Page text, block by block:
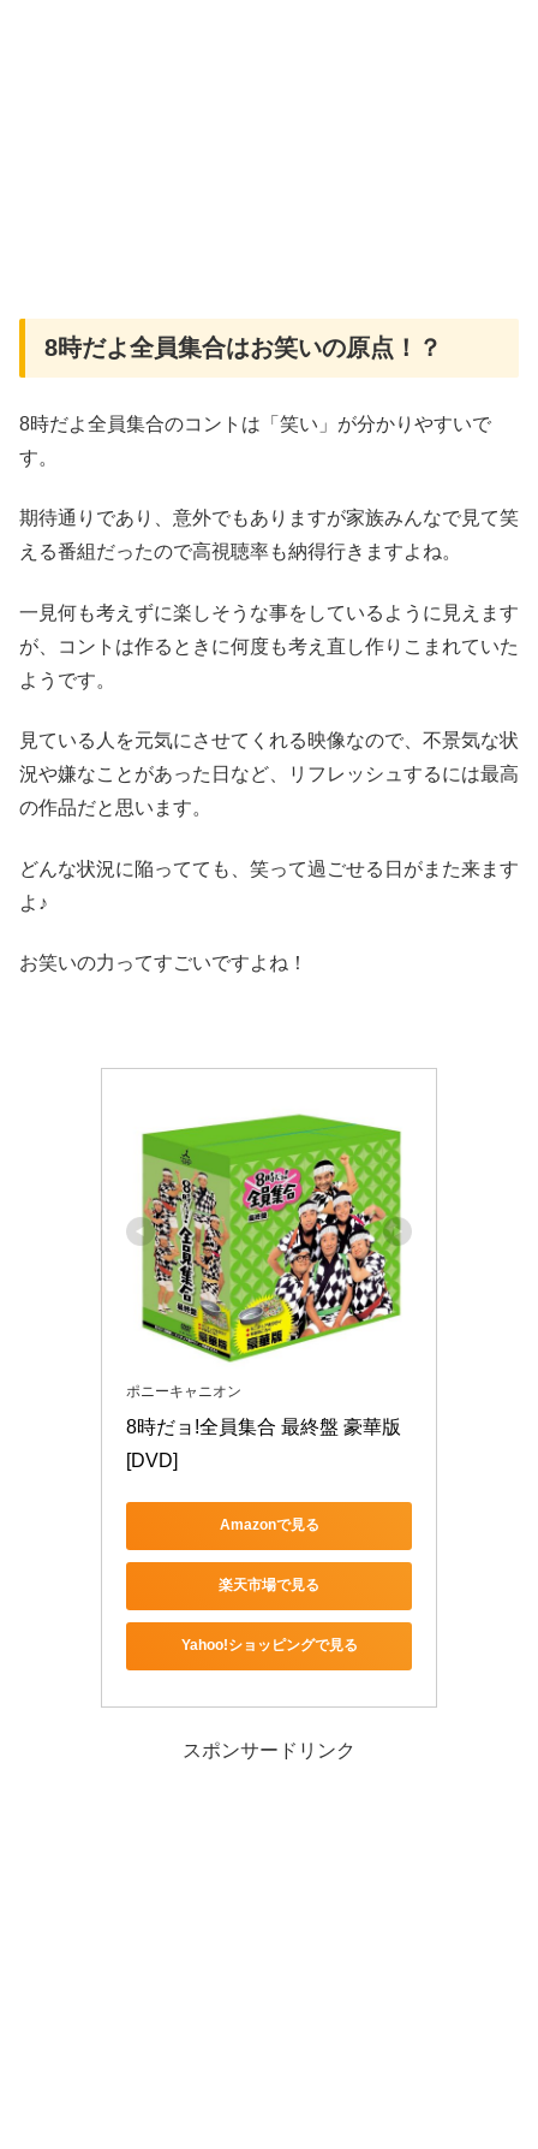
8時だよ全員集合はお笑いの原点！？
8時だよ全員集合のコントは「笑い」が分かりやすいで
す。
期待通りであり、意外でもありますが家族みんなで見て笑
える番組だったので高視聴率も納得行きますよね。
一見何も考えずに楽しそうな事をしているように見えます
が、コントは作るときに何度も考え直し作りこまれていた
ようです。
見ている人を元気にさせてくれる映像なので、不景気な状
況や嫌なことがあった日など、リフレッシュするには最高
の作品だと思います。
どんな状況に陥ってても、笑って過ごせる日がまた来ます
よ♪
お笑いの力ってすごいですよね！
ポニーキャニオン
8時だョ!全員集合 最終盤 豪華版
[DVD]
Amazonで見る
楽天市場で見る
Yahoo!ショッピングで見る
スポンサードリンク